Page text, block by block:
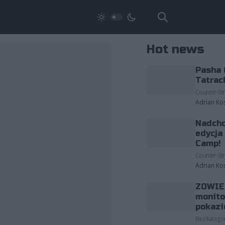
Hot news
Pasha
Counter-
Adrian
edycja
Camp!
Counter-
Adrian
Bez